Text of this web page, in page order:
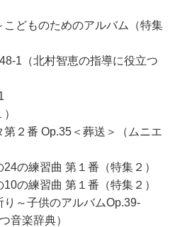
どものためのアルバム（特集
1（北村智恵の指導に役立つ
２番 Op.35＜葬送＞（ムニエ
の練習曲 第１番（特集２）
の練習曲 第１番（特集２）
～子供のアルバムOp.39-
音楽辞典）